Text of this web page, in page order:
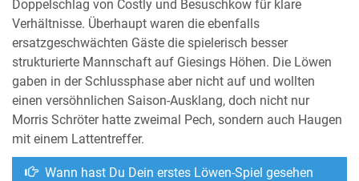
Doppelschlag von Costly und Besuschkow für klare
Verhältnisse. Überhaupt waren die ebenfalls
ersatzgeschwächten Gäste die spielerisch besser
strukturierte Mannschaft auf Giesings Höhen. Die Löwen
gaben in der Schlussphase aber nicht auf und wollten
einen versöhnlichen Saison-Ausklang, doch nicht nur
Morris Schröter hatte zweimal Pech, sondern auch Haugen
mit einem Lattentreffer.
Wann hast Du Dein erstes Löwen-Spiel gesehen